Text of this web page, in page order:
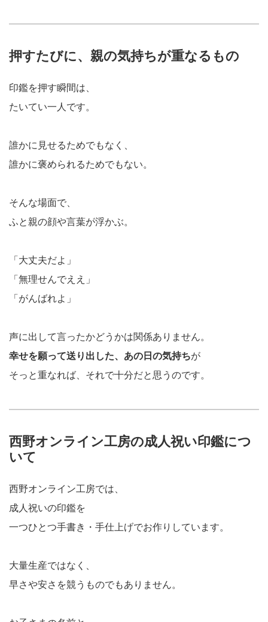
押すたびに、親の気持ちが重なるもの
印鑑を押す瞬間は、
たいてい一人です。
誰かに見せるためでもなく、
誰かに褒められるためでもない。
そんな場面で、
ふと親の顔や言葉が浮かぶ。
「大丈夫だよ」
「無理せんでええ」
「がんばれよ」
声に出して言ったかどうかは関係ありません。
幸せを願って送り出した、あの日の気持ちが
そっと重なれば、それで十分だと思うのです。
西野オンライン工房の成人祝い印鑑につ
いて
西野オンライン工房では、
成人祝いの印鑑を
一つひとつ手書き・手仕上げでお作りしています。
大量生産ではなく、
早さや安さを競うものでもありません。